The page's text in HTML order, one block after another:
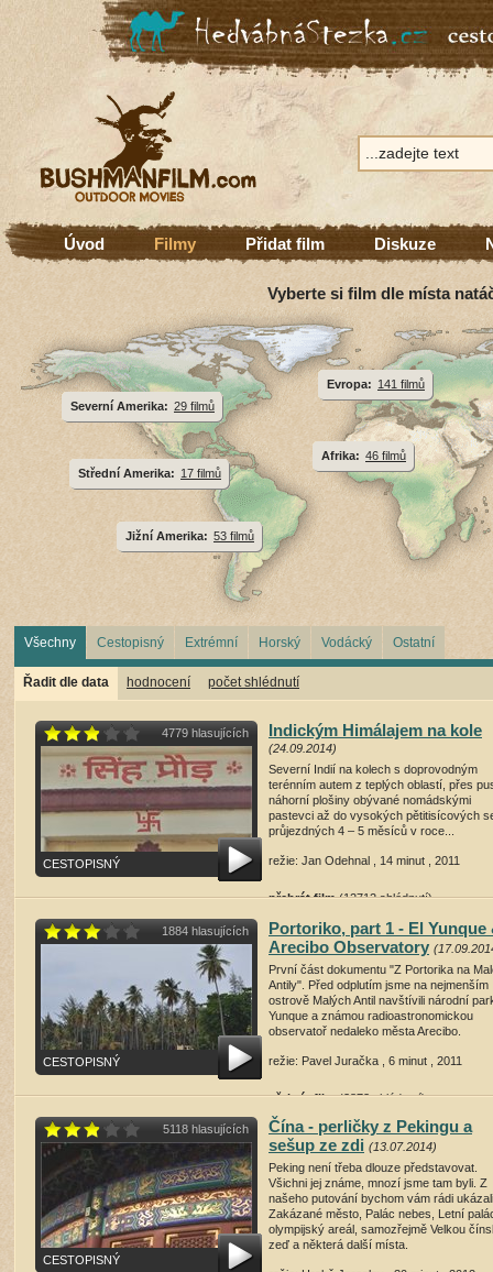
Úvod Filmy Přidat film Diskuze
Vyberte si film dle místa
Afrika: 46 filmů
Evropa: 141 filmů
Jižní Amerika: 53 filmů
Severní Amerika: 29 filmů
Střední Amerika: 17 filmů
Všechny Cestopisný Extrémní Horský Vodácký Ostatní
Řadit dle data hodnocení počet shlédnutí
4779 hlasujících
CESTOPISNÝ
Indickým Himálajem na kole
(24.09.2014)
Severní Indií na kolech s doprovodným
terénním autem z teplých oblastí, přes
náhorní plošiny obývané nomádskými
pastevci až do vysokých pětitisícových
průjezdných 4 – 5 měsíců v roce...
režie: Jan Odehnal , 14 minut , 2011
přehrát film (12712 shlédnutí)
1884 hlasujících
CESTOPISNÝ
Portoriko, part 1 - El Yunque
Arecibo Observatory
První část dokumentu "Z Portorika na
Antily". Před odplutím jsme na nejmenším
ostrově Malých Antil navštívili národní
Yunque a známou radioastronomickou
observatoř nedaleko města Arecibo.
režie: Pavel Juračka , 6 minut , 2011
přehrát film (3873 shlédnutí)
5118 hlasujících
CESTOPISNÝ
Čína - perličky z Pekingu a
sešup ze zdi (13.07.2014)
Peking není třeba dlouze představovat.
Všichni jej známe, mnozí jsme tam byli. Z
našeho putování bychom vám rádi ukázali
Zakázané město, Palác nebes, Letní
olympijský areál, samozřejmě Velkou
zeď a některá další místa.